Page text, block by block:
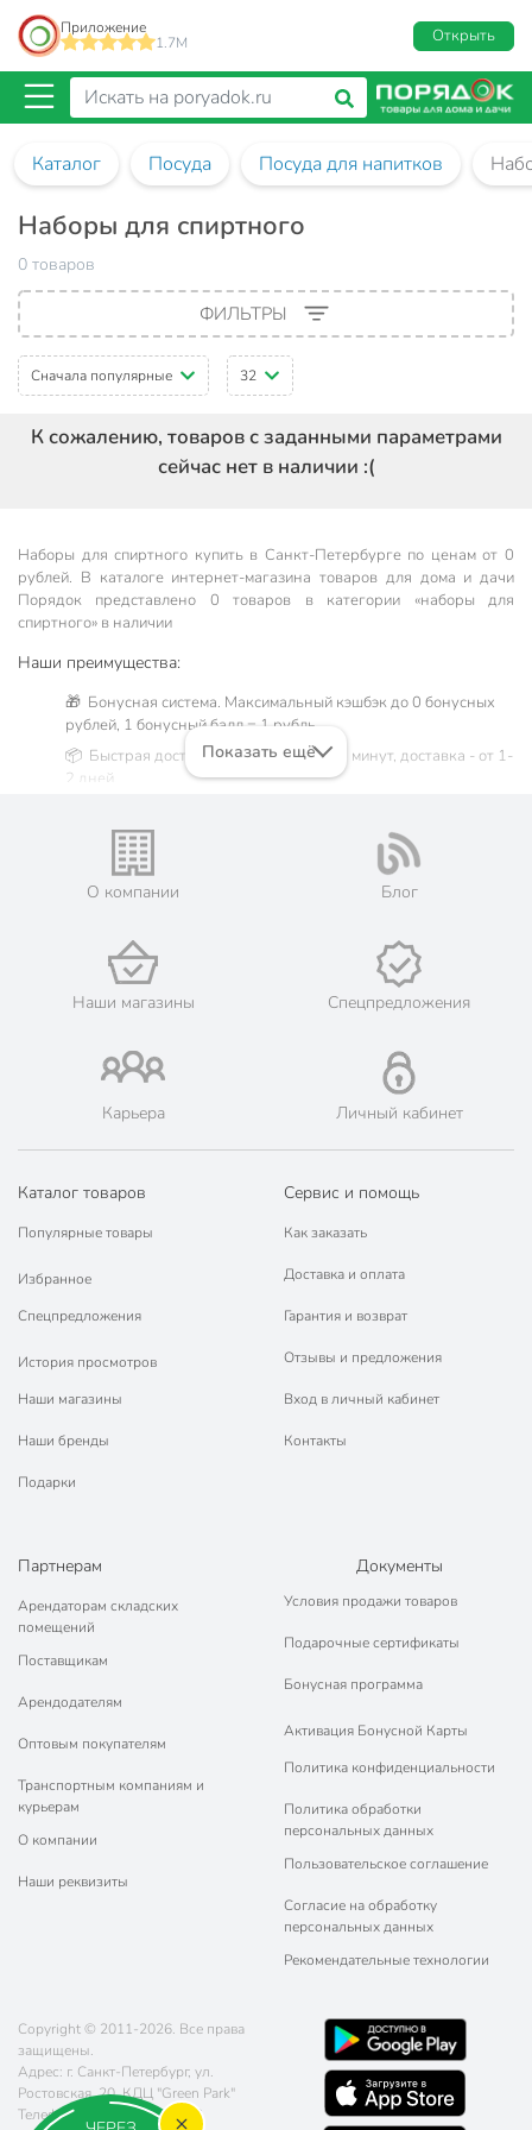
Приложение
1.7M
Открыть
Каталог Посуда Посуда для напитков
Наборы для спиртного
0 товаров
ФИЛЬТРЫ
Сначала популярные 32
К сожалению, товаров с заданными параметрами
сейчас нет в наличии :(
Наборы для спиртного купить в Санкт-Петербургe по ценам от 0
рублей. В каталоге интернет-магазина товаров для дома и дачи
Порядок представлено 0 товаров в категории «наборы для
спиртного» в наличии
Наши преимущества:
🎁 Бонусная система. Максимальный кэшбэк до 0 бонусных
рублей, 1 бонусный балл = 1 рубль.
📦 Быстрая доставка. Самовывоз от 60 минут, доставка - от 1-
2 дней.
Петербург. Жители Ленинградской области могут сделать
заказ и оплатить его онлайн на официальном сайте сети
магазинов Порядок. Мы предлагаем бесплатную курьерскую
доставку для товара «наборы для спиртного» при заказе от
Всеволожск, Выборг, Гаврилово, Гатчина, Горбунки,
Ивангород, пос. имени Морозова, имени Свердлова,
Кингисепп, Кириши, Кировск, Колпино, Кронштадт, Кудрово,
Кузьмоловский, Лодейное Поле, Ломоносов, Луга, Любань,
Новоселье, Отрадное, Павловск, Петергоф, Пикалево,
Приморск, Приозерск, Пушкин, Романовка, Рощино, Русско-
Высоцкое, Сертолово, Сиверский, Сланцы, Слуцк, Сосновый
Бор, Старая, Тихвин, Тосно, Шлиссельбург, Янино-1, а также
Великий Новгород, Калининград, Советск, Черняховск,
Светлогорск, Пионерский и Неман.
💳 Оплата: онлайн на сайте интернет-гипермаркета или
наличными при получении.
🛍 Скидки, акции, распродажи каждый день!
📜 Только оригинальная продукция. Интернет-гипермаркет
Порядок - официальный представитель ведущих мировых
Показать ещё
О компании Блог
Наши магазины Спецпредложения
Карьера Личный кабинет
Каталог товаров
Популярные товары
Избранное
Спецпредложения
История просмотров
Наши магазины
Наши бренды
Подарки
Сервис и помощь
Как заказать
Доставка и оплата
Гарантия и возврат
Отзывы и предложения
Вход в личный кабинет
Контакты
Партнерам
Арендаторам складских
помещений
Поставщикам
Арендодателям
Оптовым покупателям
Транспортным компаниям и
курьерам
О компании
Наши реквизиты
Документы
Условия продажи товаров
Подарочные сертификаты
Бонусная программа
Активация Бонусной Карты
Политика конфиденциальности
Политика обработки
персональных данных
Пользовательское соглашение
Согласие на обработку
персональных данных
Рекомендательные технологии
Copyright © 2011-2026. Все права
защищены.
Адрес: г. Санкт-Петербург, ул.
Ростовская, 20, КДЦ "Green Park"
Телефон:
8 (800) 770-77-06